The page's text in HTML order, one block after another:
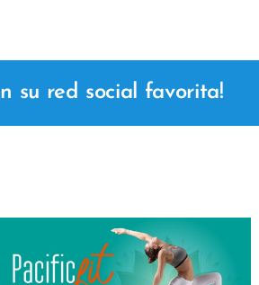
su red social favorita!